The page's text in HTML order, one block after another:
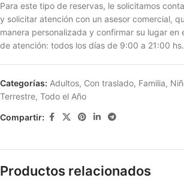
Para este tipo de reservas, le solicitamos
y solicitar atención con un asesor comercial,
manera personalizada y confirmar su lugar en
de atención: todos los días de 9:00 a 21:00 hs.
Categorías: Adultos, Con traslado, Familia,
Terrestre, Todo el Año
Compartir:
Productos relacionados